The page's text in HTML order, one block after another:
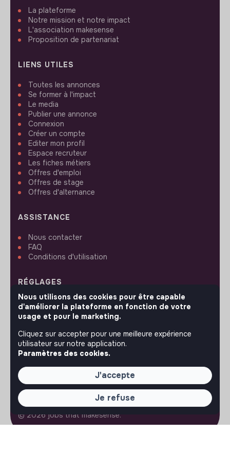
La plateforme
Notre mission et notre impact
L'association makesense
Proposition de partenariat
LIENS UTILES
Toutes les annonces
Se former à l'impact
Le media
Publier une annonce
Connexion
Créer un compte
Editer mon profil
Espace recruteur
Les fiches métiers
Offres d'emploi
Offres de stage
Offres d'alternance
ASSISTANCE
Nous contacter
FAQ
Conditions d'utilisation
RÉGLAGES
Langues ou régions
Plan du site
Paramètres des cookies
© 2026 jobs that makesense.
Nous utilisons des cookies pour être capable
d'améliorer la plateforme en fonction de votre
usage et pour le marketing.
Cliquez sur accepter pour une meilleure expérience
utilisateur sur notre application.
Paramètres des cookies.
J'accepte
Je refuse